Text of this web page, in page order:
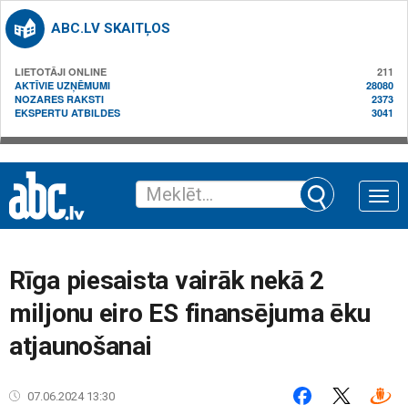
ABC.LV SKAITĻOS
LIETOTĀJI ONLINE
211
AKTĪVIE UZŅĒMUMI
28080
NOZARES RAKSTI
2373
EKSPERTU ATBILDES
3041
Toggle
Rīga piesaista vairāk nekā 2
miljonu eiro ES finansējuma ēku
atjaunošanai
07.06.2024 13:30